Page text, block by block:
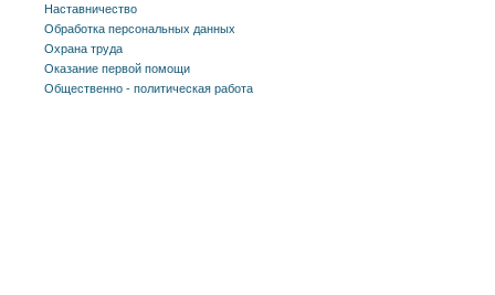
Наставничество
Обработка персональных данных
Охрана труда
Оказание первой помощи
Общественно - политическая работа